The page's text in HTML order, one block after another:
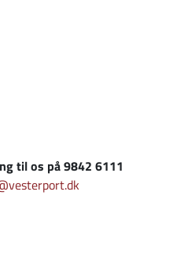
til os på 9842 6111